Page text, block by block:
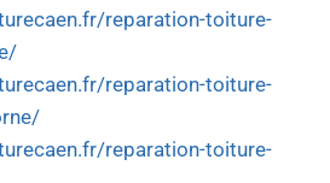
reparation-toiture-
reparation-toiture-
reparation-toiture-